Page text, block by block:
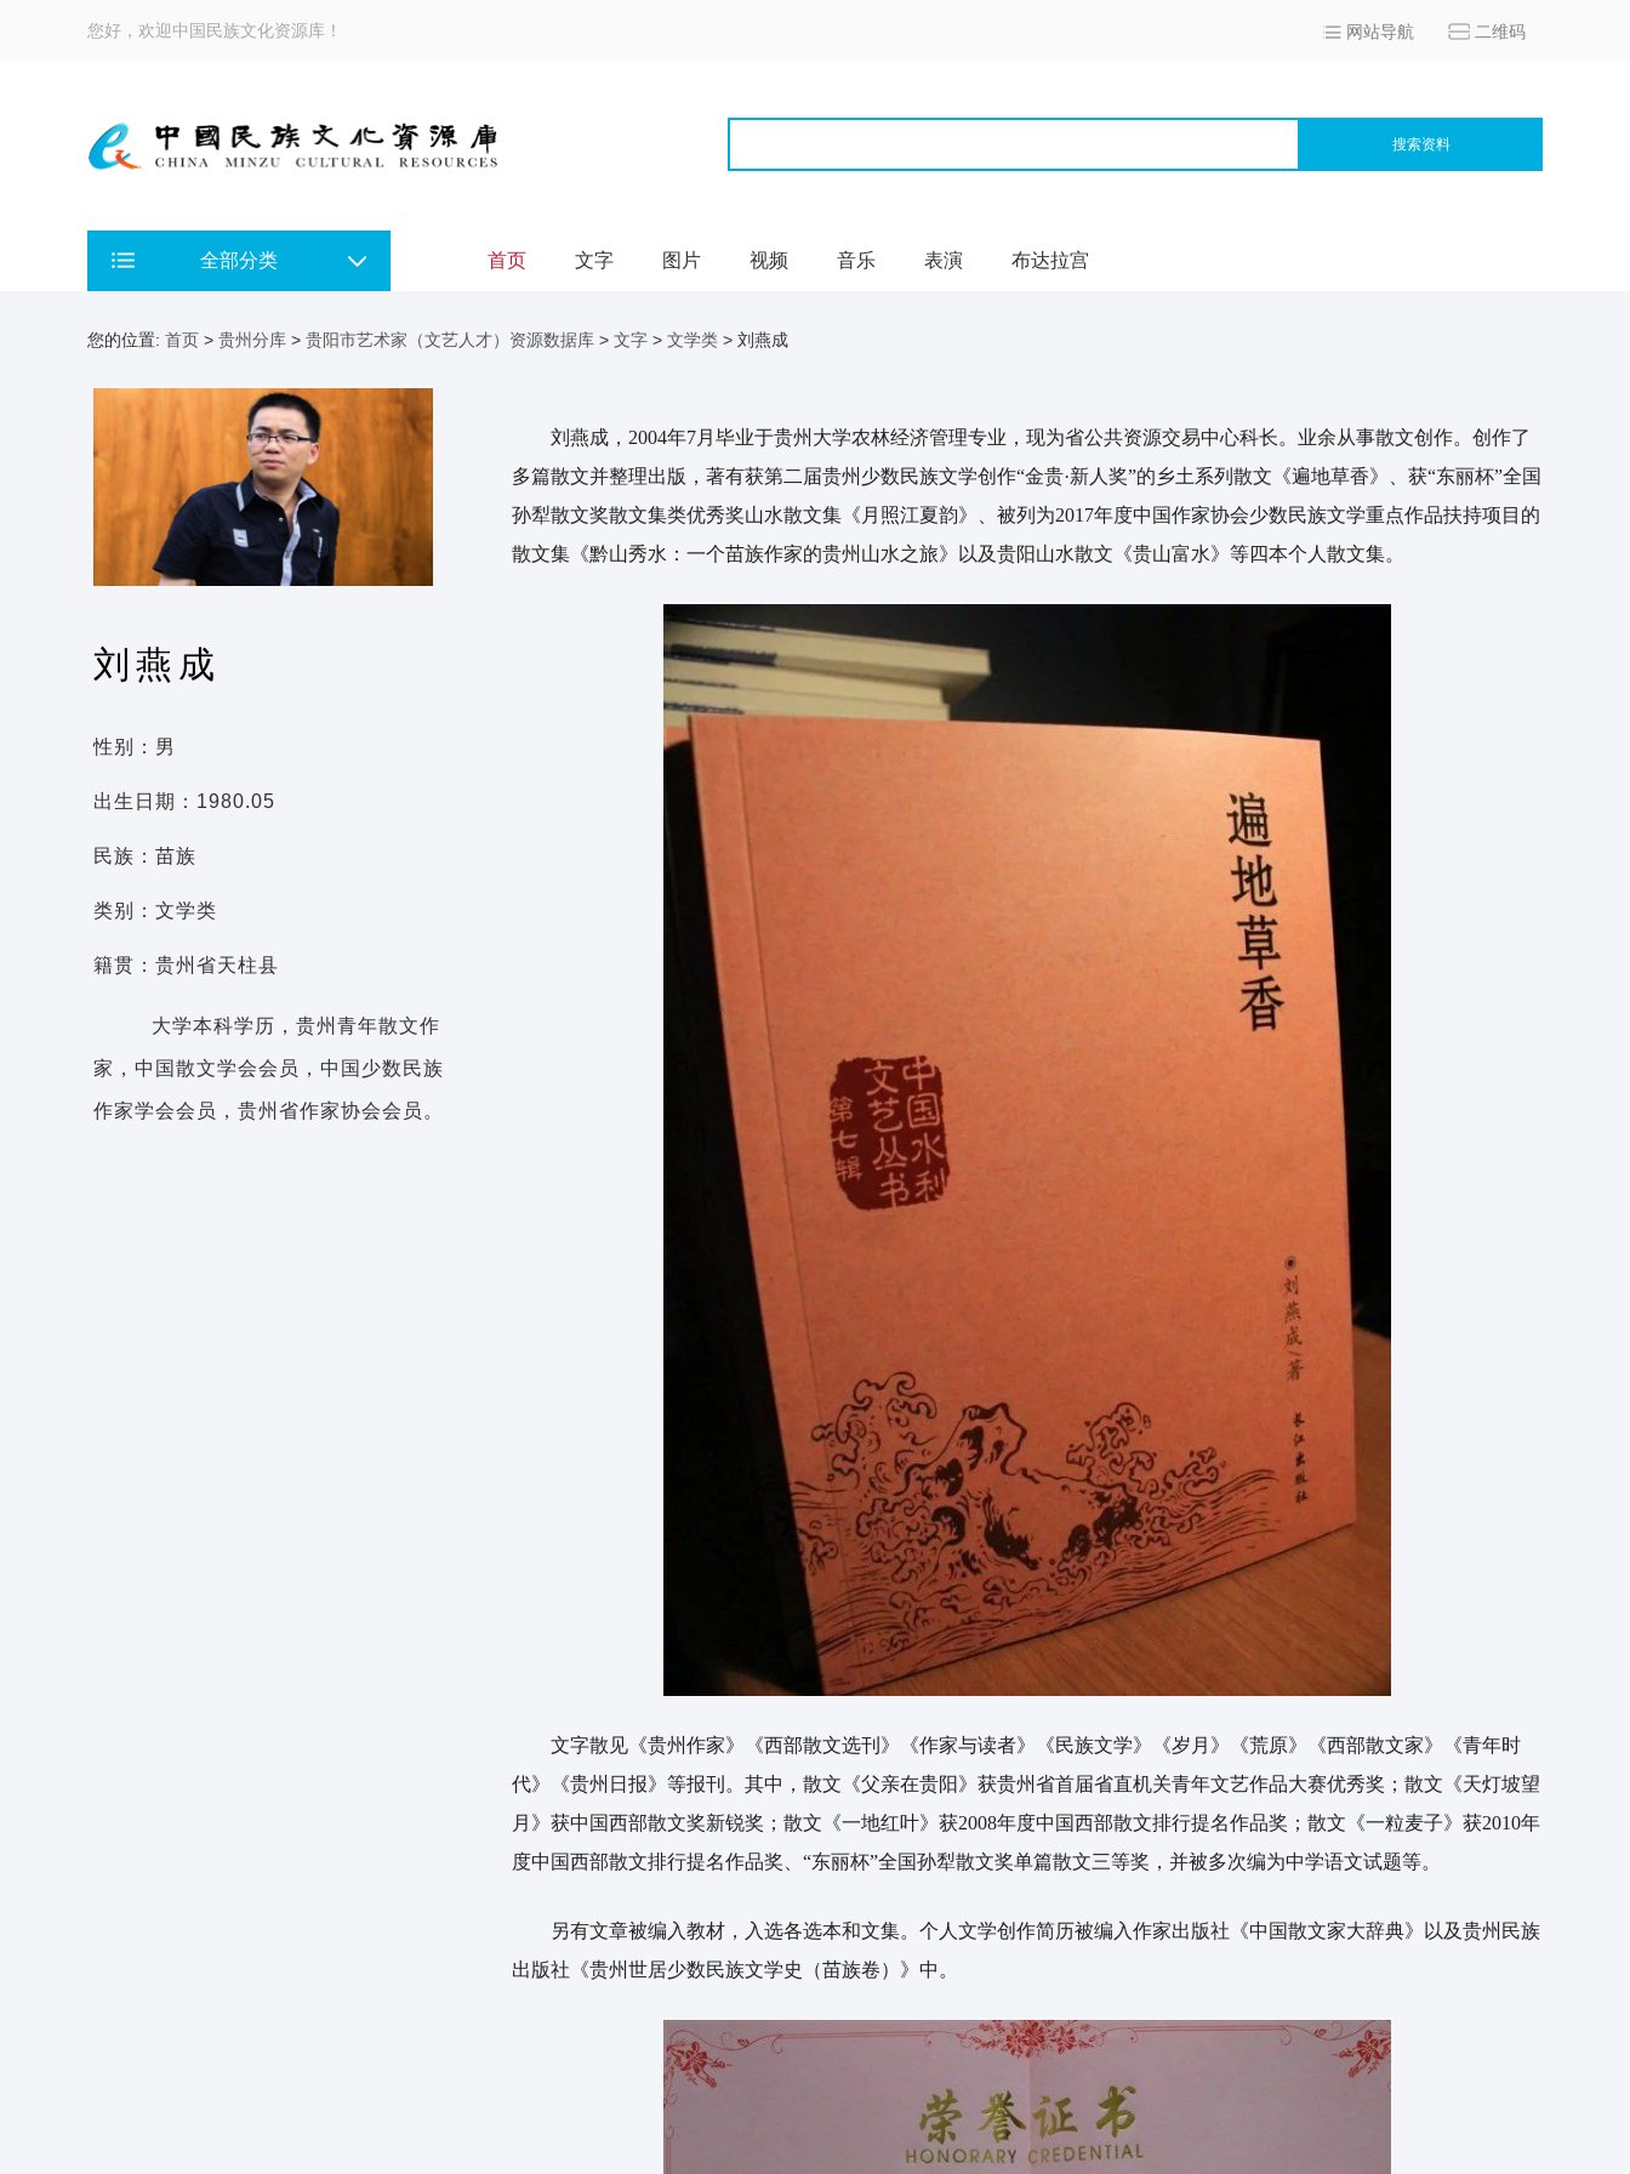
您好，欢迎中国民族文化资源库！ 网站导航 二维码
搜索资料
全部分类 首页 文字 图片 视频 音乐 表演 布达拉宫
您的位置: 首页 > 贵州分库 > 贵阳市艺术家（文艺人才）资源数据库 > 文字 > 文学类 > 刘燕成
刘燕成
性别：男
出生日期：1980.05
民族：苗族
类别：文学类
籍贯：贵州省天柱县
大学本科学历，贵州青年散文作
家，中国散文学会会员，中国少数民族
作家学会会员，贵州省作家协会会员。
刘燕成，2004年7月毕业于贵州大学农林经济管理专业，现为省公共资源交易中心科长。业余从事散文创作。创作了
多篇散文并整理出版，著有获第二届贵州少数民族文学创作“金贵·新人奖”的乡土系列散文《遍地草香》、获“东丽杯”全国
孙犁散文奖散文集类优秀奖山水散文集《月照江夏韵》、被列为2017年度中国作家协会少数民族文学重点作品扶持项目的
散文集《黔山秀水：一个苗族作家的贵州山水之旅》以及贵阳山水散文《贵山富水》等四本个人散文集。
文字散见《贵州作家》《西部散文选刊》《作家与读者》《民族文学》《岁月》《荒原》《西部散文家》《青年时
代》《贵州日报》等报刊。其中，散文《父亲在贵阳》获贵州省首届省直机关青年文艺作品大赛优秀奖；散文《天灯坡望
月》获中国西部散文奖新锐奖；散文《一地红叶》获2008年度中国西部散文排行提名作品奖；散文《一粒麦子》获2010年
度中国西部散文排行提名作品奖、“东丽杯”全国孙犁散文奖单篇散文三等奖，并被多次编为中学语文试题等。
另有文章被编入教材，入选各选本和文集。个人文学创作简历被编入作家出版社《中国散文家大辞典》以及贵州民族
出版社《贵州世居少数民族文学史（苗族卷）》中。